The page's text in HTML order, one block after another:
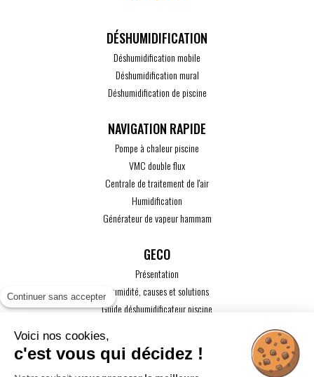
Continuer sans accepter
Voici nos cookies,
c'est vous qui décidez !
DÉSHUMIDIFICATION
Déshumidification mobile
Déshumidification mural
Déshumidification de piscine
Pompe à chaleur piscine
VMC double flux
Centrale de traitement de l'air
Humidification
Générateur de vapeur hammam
GECO
Présentation
L'humidité, causes et solutions
Guide déshumidificateur piscine
Guide VMC